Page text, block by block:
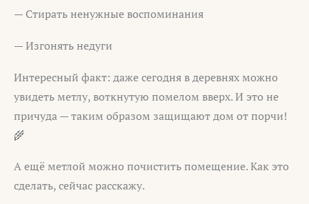
— Стирать ненужные воспоминания
— Изгонять недуги
Интересный факт: даже сегодня в деревнях можно
увидеть метлу, воткнутую помелом вверх. И это не
причуда — таким образом защищают дом от порчи!
🌾
А ещё метлой можно почистить помещение. Как это
сделать, сейчас расскажу.